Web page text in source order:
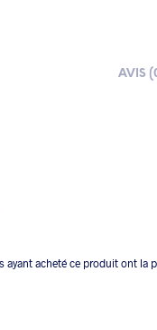
AVIS
ayant acheté ce produit ont la